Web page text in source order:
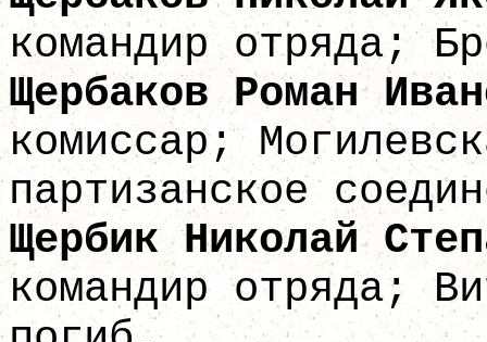
командир отряда;
Щербаков
комиссар;
партизанское
Щербик
командир отряда;